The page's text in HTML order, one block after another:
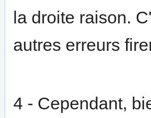
la droite raison.
autres erreurs
4 - Cependant,